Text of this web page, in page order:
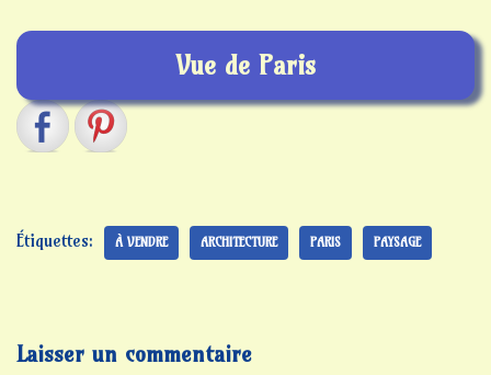
Vue de Paris
Étiquettes: À VENDRE ARCHITECTURE PARIS PAYSAGE
Laisser un commentaire